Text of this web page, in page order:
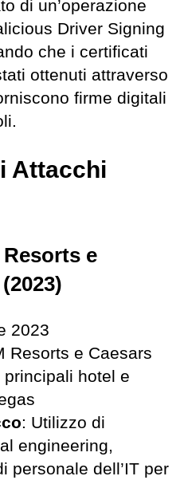
di un’operazione
Driver Signing
che i certificati
ottenuti attraverso
firme digitali
Attacchi
e
2023
Resorts e Caesars
hotel e
: Utilizzo di
engineering,
personale dell’IT per